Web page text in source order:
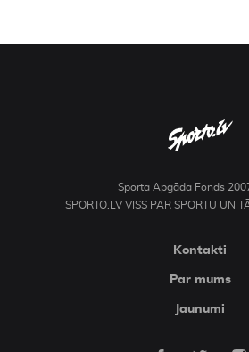
Sporta Apgāda Fonds
SPORTO.LV VISS PAR SPORTU UN
Kontakti
Par mums
Jaunumi